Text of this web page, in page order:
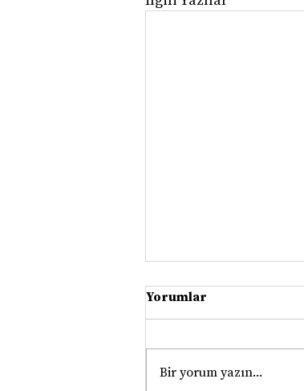
Yorumlar
Bir yorum yazın...